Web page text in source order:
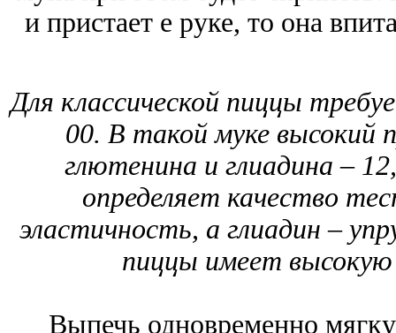
и пристает е руке, то она
Для классической пиццы
00. В такой муке высокий
глютенина и глиадина –
определяет качество
эластичность, а глиадин –
пиццы имеет
Выпечь одновременно